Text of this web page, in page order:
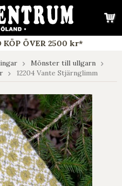
KÖP ÖVER 2500 kr*
Mönster till ullgarn
12204 Vante Stjärnglimm